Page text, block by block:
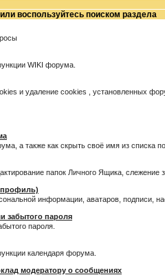
воспользуйтесь поиском раздела
WIKI форума.
и удаление cookies , установленных
а также как скрыть своё имя из списка
папок Личного Ящика,
информации, аватаров,
забытого пароля
пароля.
календаря форума.
модератору о сообщениях